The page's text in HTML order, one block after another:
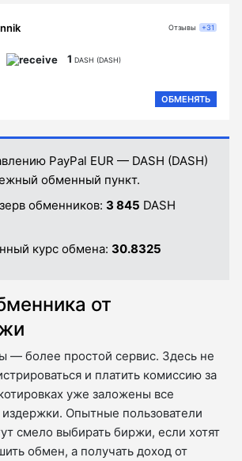
1 DASH (DASH)
ОБМЕНЯТЬ
Отзывы +31
PayPal EUR — DASH (DASH)
обменный пункт.
обменников: 3 845 DASH
курс обмена: 30.8325
от
— более простой сервис. Здесь не
и платить комиссию за
уже заложены все
Опытные пользователи
смело выбирать биржи, если хотят
обмен, а получать доход от